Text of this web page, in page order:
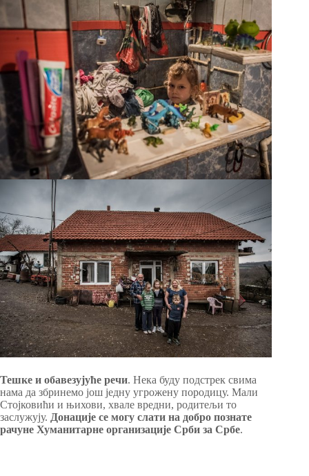
Тешке и обавезујуће речи. Нека буду подстрек свима
нама да збринемо још једну угрожену породицу. Мали
Стојковићи и њихови, хвале вредни, родитељи то
заслужују. Донације се могу слати на добро познате
рачуне Хуманитарне организације Срби за Србе.